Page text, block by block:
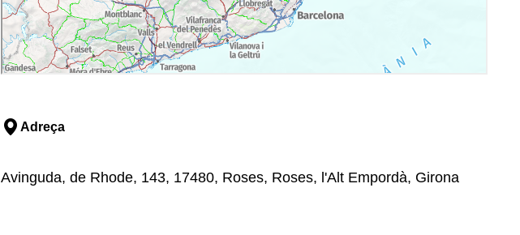
Adreça
Avinguda, de Rhode, 143, 17480, Roses, Roses, l'Alt Empordà, Girona